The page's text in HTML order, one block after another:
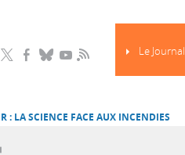
Le Journal
RSS
: LA SCIENCE FACE AUX INCENDIES